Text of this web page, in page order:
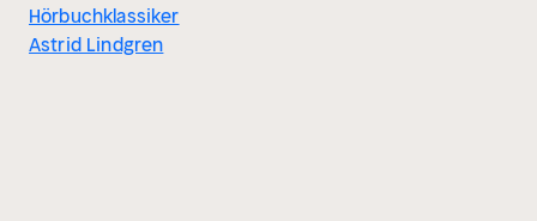
Hörbuchklassiker
Astrid Lindgren